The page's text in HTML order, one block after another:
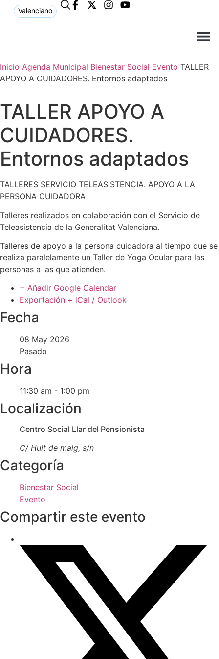
Valenciano
Inicio Agenda Municipal Bienestar Social Evento TALLER
APOYO A CUIDADORES. Entornos adaptados
TALLER APOYO A
CUIDADORES.
Entornos adaptados
TALLERES SERVICIO TELEASISTENCIA. APOYO A LA
PERSONA CUIDADORA
Talleres realizados en colaboración con el Servicio de
Teleasistencia de la Generalitat Valenciana.
Talleres de apoyo a la persona cuidadora al tiempo que se
realiza paralelamente un Taller de Yoga Ocular para las
personas a las que atienden.
+ Añadir Google Calendar
Exportación + iCal / Outlook
Fecha
08 May 2026
Pasado
Hora
11:30 am - 1:00 pm
Localización
Centro Social Llar del Pensionista
C/ Huit de maig, s/n
Categoría
Bienestar Social
Evento
Compartir este evento